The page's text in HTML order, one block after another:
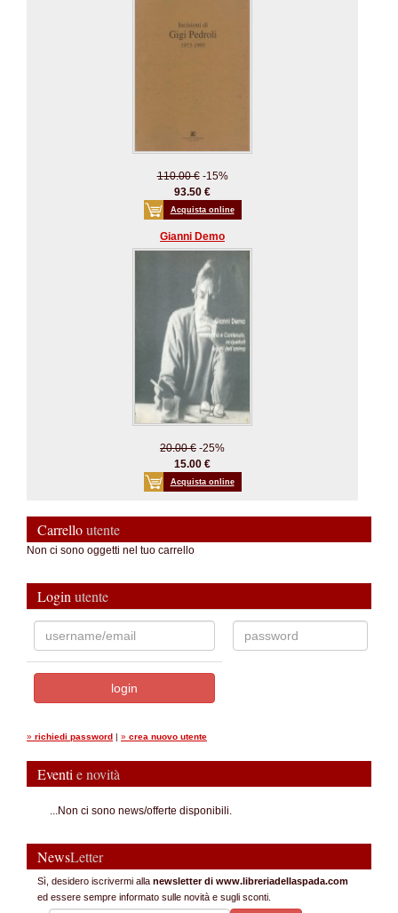
110.00 €-15%
93.50 €
Acquista online
Gianni Demo
20.00 € -25%
15.00 €
Acquista online
Carrelloutente
Non ci sono oggetti nel tuo carrello
Login utente
» richiedi password | » crea nuovo utente
Eventi e novità
...Non ci sono news/offerte disponibili.
NewsLetter
Sì, desidero iscrivermi alla newsletter di www.libreriadellaspada.com
ed essere sempre informato sulle novità e sugli sconti.